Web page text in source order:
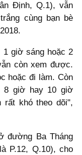
Định, Q.1), vẫn
cùng bạn bè
1 giờ sáng hoặc 2
còn xem được.
hoặc đi làm. Còn
8 giờ hay 10 giờ
rất khó theo dõi",
đường Ba Tháng
P.12, Q.10), cho